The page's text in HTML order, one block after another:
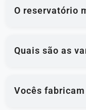
O reservatório
Quais são as
Vocês